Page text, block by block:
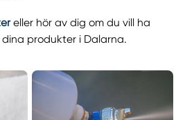
eller hör av dig om du vill ha
produkter i Dalarna.